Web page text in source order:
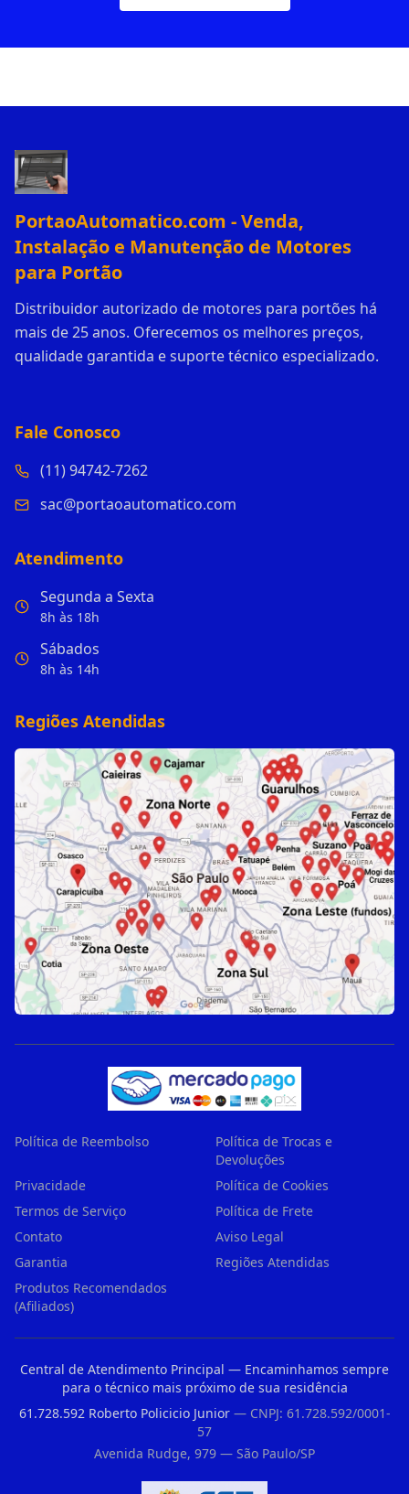
PortaoAutomatico.com - Venda,
Instalação e Manutenção de Motores
para Portão
Distribuidor autorizado de motores para portões há
mais de 25 anos. Oferecemos os melhores preços,
qualidade garantida e suporte técnico especializado.
Fale Conosco
(11) 94742-7262
sac@portaoautomatico.com
Atendimento
Segunda a Sexta
8h às 18h
Sábados
8h às 14h
Regiões Atendidas
Política de Reembolso
Política de Trocas e
Devoluções
Privacidade
Política de Cookies
Termos de Serviço
Política de Frete
Contato
Aviso Legal
Garantia
Regiões Atendidas
Produtos Recomendados
(Afiliados)
Central de Atendimento Principal — Encaminhamos sempre
para o técnico mais próximo de sua residência
61.728.592 Roberto Policicio Junior— CNPJ: 61.728.592/0001-
57
Avenida Rudge, 979 — São Paulo/SP